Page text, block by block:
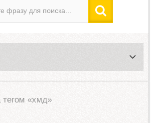
тегом «хмд»